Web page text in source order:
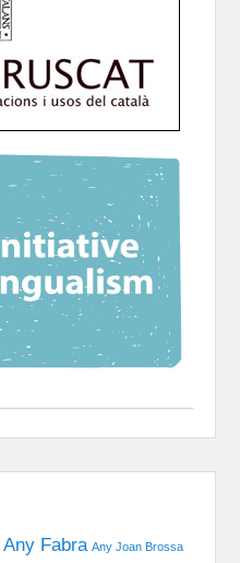
Any Fabra Any Joan Brossa